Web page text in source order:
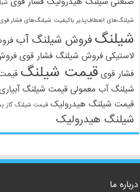
شیلنگ‌های انعطاف‌پذیر باکیفیت شیلنگ‌های فشار قوی
شیلنگ فروش شیلنگ آب
لاستیکی فروش شیلنگ فشار قوی
فشار قوی قیمت شیلنگ
شیلنگ آب معمولی قیمت شیلنگ
قیمت شیلنگ هیدرولیک قیمت شیلنگ گاز
شیلنگ هیدرولیک
درباره ما